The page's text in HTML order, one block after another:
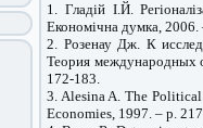
1. Гладій І.Й.
Економічна думка, 2006.
2. Розенау Дж. К
Теория международных
172-183.
3. Alesina A. The
Economies, 1997. – p.